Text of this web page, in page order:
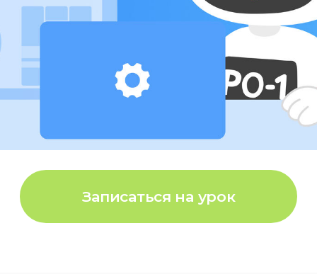
И СОЗДАТЬ УСЛОВИЯ
ДЛЯ ПОДГОТОВКИ
К ЖИЗНИ
ЗАВТРАШНЕМДНЕ.